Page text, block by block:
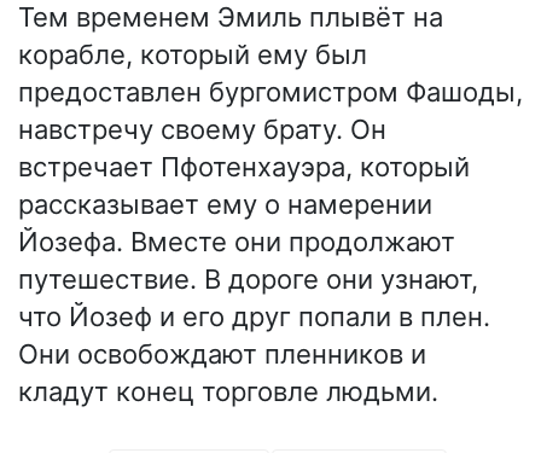
Тем временем Эмиль плывёт на
корабле, который ему был
предоставлен бургомистром Фашоды,
навстречу своему брату. Он
встречает Пфотенхауэра, который
рассказывает ему о намерении
Йозефа. Вместе они продолжают
путешествие. В дороге они узнают,
что Йозеф и его друг попали в плен.
Они освобождают пленников и
кладут конец торговле людьми.